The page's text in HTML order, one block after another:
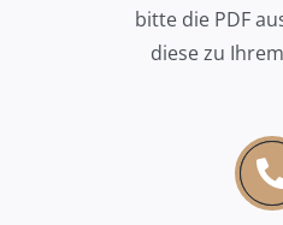
bitte die PDF
diese zu